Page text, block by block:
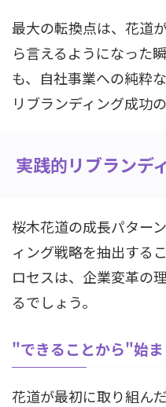
最大の転換点は、花道
ら言えるようになった
も、自社事業への純粋
リブランディング成功
実践的リブランデ
桜木花道の成長パター
ィング戦略を抽出する
ロセスは、企業変革の
るでしょう。
"できることから"始
花道が最初に取り組ん